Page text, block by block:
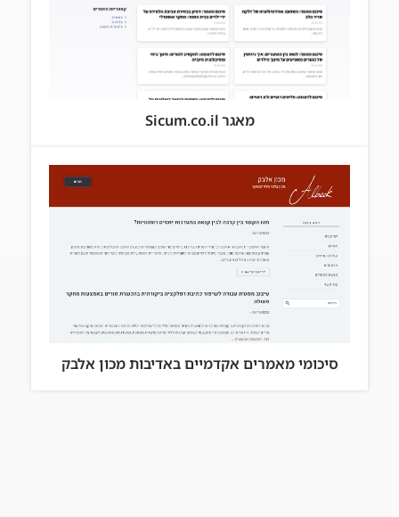
מאגר Sicum.co.il
סיכומי מאמרים אקדמיים באדיבות מכון אלבק